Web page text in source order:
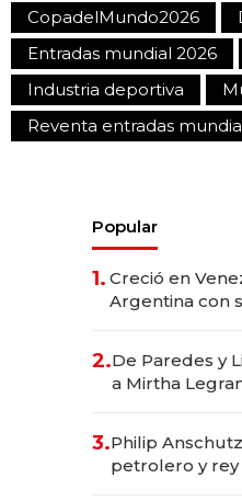
CopadelMundo2026
Entradas mundial 2026
Industria deportiva
Reventa entradas
Popular
1. Creció en
Argentina con
las marcas
2.De Paredes y
a Mirtha
3.Philip
petrolero y